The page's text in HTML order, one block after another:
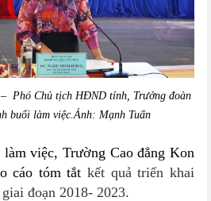
– Phó Chủ tịch HĐND tỉnh, Trưởng đoàn
buổi làm việc.Ảnh: Mạnh Tuấn
việc, Trường Cao đẳng Kon
cáo tóm tắtkết quả triển khai
đoạn 2018- 2023.